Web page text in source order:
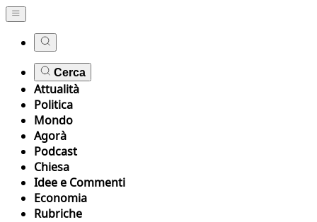
Cerca
Attualità
Politica
Mondo
Agorà
Podcast
Chiesa
Idee e Commenti
Economia
Rubriche